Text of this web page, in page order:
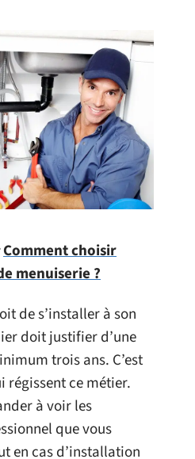
Comment choisir
menuiserie ?
de s’installer à son
doit justifier d’une
trois ans. C’est
régissent ce métier.
à voir les
que vous
en cas d’installation